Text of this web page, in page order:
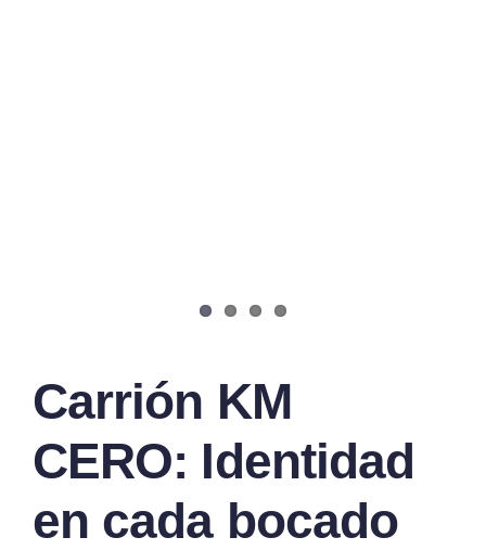
Carrión KM
CERO: Identidad
en cada bocado